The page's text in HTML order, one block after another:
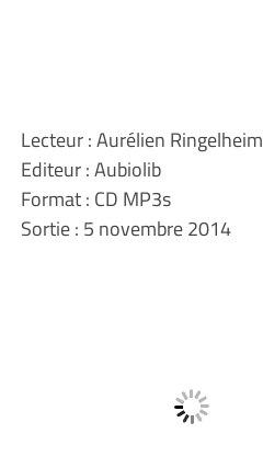
Lecteur : Aurélien Ringelheim
Editeur : Aubiolib
Format : CD MP3s
Sortie : 5 novembre 2014